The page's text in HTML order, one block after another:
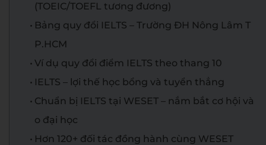
(TOEIC/TOEFL tương đương)
Bảng quy đổi IELTS – Trường ĐH Nông Lâm T
P.HCM
Ví dụ quy đổi điểm IELTS theo thang 10
IELTS – lợi thế học bổng và tuyển thẳng
Chuẩn bị IELTS tại WESET – nắm bắt cơ hội và
o đại học
Hơn 120+ đối tác đồng hành cùng WESET